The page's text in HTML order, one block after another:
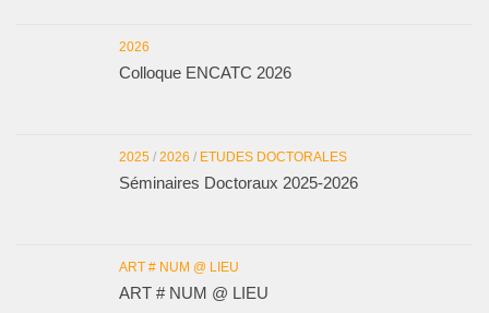
2026
Colloque ENCATC 2026
2025 / 2026 / ETUDES DOCTORALES
Séminaires Doctoraux 2025-2026
ART # NUM @ LIEU
ART # NUM @ LIEU